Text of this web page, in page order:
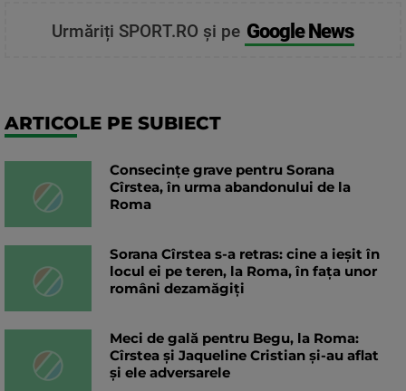
Urmăriți SPORT.RO și pe Google News
ARTICOLE PE SUBIECT
Consecințe grave pentru Sorana
Cîrstea, în urma abandonului de la
Roma
Sorana Cîrstea s-a retras: cine a ieșit în
locul ei pe teren, la Roma, în fața unor
români dezamăgiți
Meci de gală pentru Begu, la Roma:
Cîrstea și Jaqueline Cristian și-au aflat
și ele adversarele